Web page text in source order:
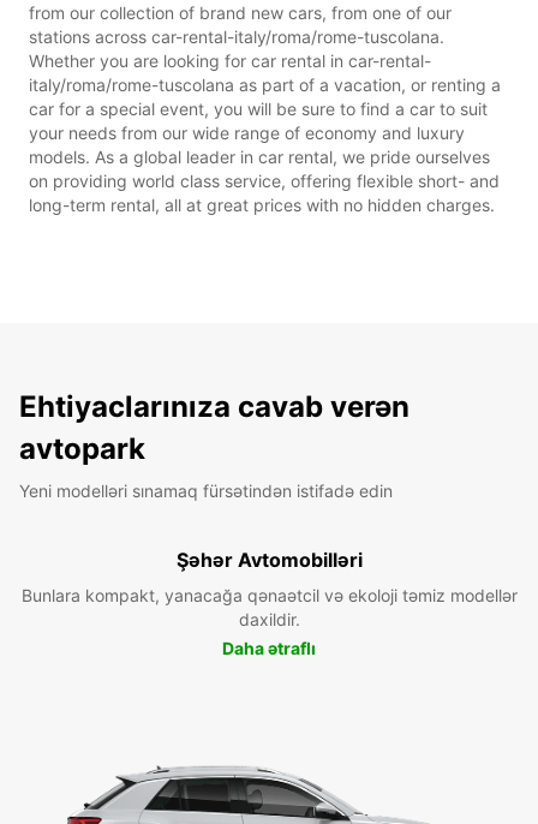
from our collection of brand new cars, from one of our
stations across car-rental-italy/roma/rome-tuscolana.
Whether you are looking for car rental in car-rental-
italy/roma/rome-tuscolana as part of a vacation, or renting a
car for a special event, you will be sure to find a car to suit
your needs from our wide range of economy and luxury
models. As a global leader in car rental, we pride ourselves
on providing world class service, offering flexible short- and
long-term rental, all at great prices with no hidden charges.
Ehtiyaclarınıza cavab verən
avtopark
Yeni modelləri sınamaq fürsətindən istifadə edin
Şəhər Avtomobilləri
Bunlara kompakt, yanacağa qənaətcil və ekoloji təmiz modellər
daxildir.
Daha ətraflı